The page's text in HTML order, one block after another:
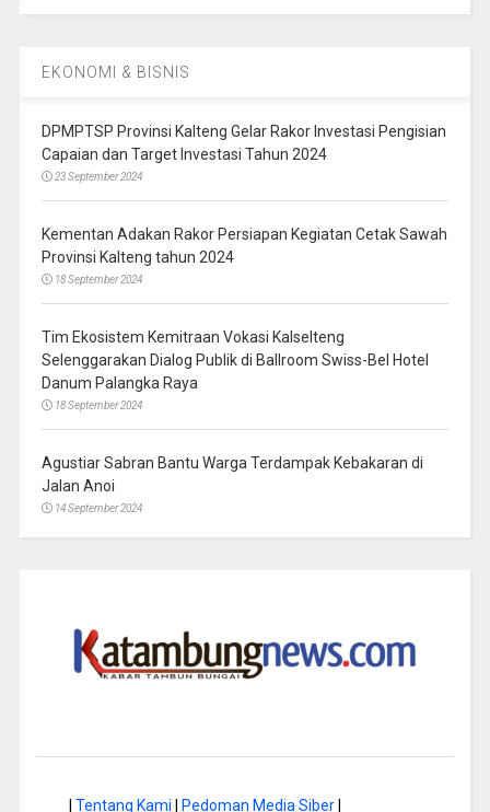
EKONOMI & BISNIS
DPMPTSP Provinsi Kalteng Gelar Rakor Investasi Pengisian
Capaian dan Target Investasi Tahun 2024
23 September 2024
Kementan Adakan Rakor Persiapan Kegiatan Cetak Sawah
Provinsi Kalteng tahun 2024
18 September 2024
Tim Ekosistem Kemitraan Vokasi Kalselteng
Selenggarakan Dialog Publik di Ballroom Swiss-Bel Hotel
Danum Palangka Raya
18 September 2024
Agustiar Sabran Bantu Warga Terdampak Kebakaran di
Jalan Anoi
14 September 2024
| Tentang Kami | Pedoman Media Siber|